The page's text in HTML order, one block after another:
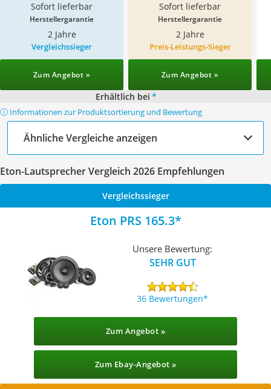
Sofort lieferbar Sofort lieferbar
Herstellergarantie
2 Jahre
Herstellergarantie
2 Jahre
Vergleichssieger
Zum Angebot »
Preis-Leistungs-Sieger
Zum Angebot »
Erhältlich bei *
ⓘ Informationen zur Produktsortierung und Bewertung
Ähnliche Vergleiche anzeigen
Eton-Lautsprecher Vergleich 2026 Empfehlungen
Vergleichssieger
Eton PRS 165.3
Unsere Bewertung:
SEHR GUT
36 Bewertungen
Zum Angebot »
Zum Ebay-Angebot »